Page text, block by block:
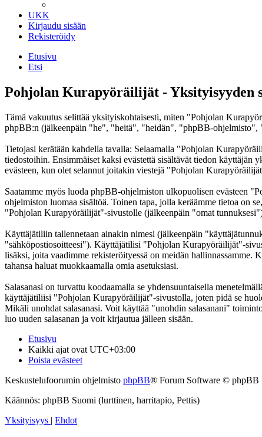
UKK
Kirjaudu sisään
Rekisteröidy
Etusivu
Etsi
Pohjolan Kurapyöräilijät - Yksityisyyden
Tämä vakuutus selittää yksityiskohtaisesti, miten "Pohjolan
phpBB:n (jälkeenpäin "he", "heitä", "heidän", "phpBB-
Tietojasi kerätään kahdella tavalla: Selaamalla "Pohjolan
tiedostoihin. Ensimmäiset kaksi evästettä sisältävät tiedon
evästeen, kun olet selannut joitakin viestejä "Pohjolan
Saatamme myös luoda phpBB-ohjelmiston ulkopuolisen evästeen
ohjelmiston luomaa sisältöä. Toinen tapa, jolla keräämme tietoa on
"Pohjolan Kurapyöräilijät"-sivustolle (jälkeenpäin "omat
Käyttäjätiliin tallennetaan ainakin nimesi (jälkeenpäin
"sähköpostiosoitteesi"). Käyttäjätilisi "Pohjolan Kurapyöräilijät"-
lisäksi, joita vaadimme rekisteröityessä on meidän
tahansa haluat muokkaamalla omia asetuksiasi.
Salasanasi on turvattu koodaamalla se yhdensuuntaisella
käyttäjätiliisi "Pohjolan Kurapyöräilijät"-sivustolla, joten pidä se
Mikäli unohdat salasanasi. Voit käyttää "unohdin salasanani"
luo uuden salasanan ja voit kirjautua jälleen sisään.
Etusivu
Kaikki ajat ovat UTC+03:00
Poista evästeet
Keskustelufoorumin ohjelmisto phpBB® Forum Software © phpBB
Käännös: phpBB Suomi (lurttinen, harritapio, Pettis)
Yksityisyys | Ehdot